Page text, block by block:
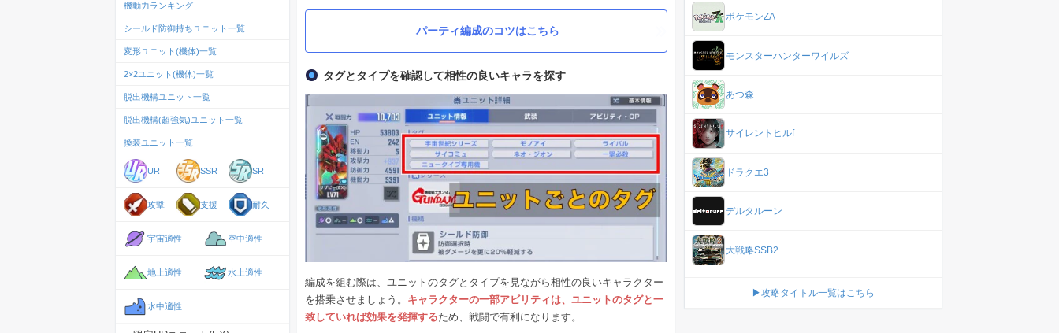
パーティ編成のコツはこちら
タグとタイプを確認して相性の良いキャラを探す
編成を組む際は、ユニットのタグとタイプを見ながら相性の良いキャラクター
を搭乗させましょう。 キャラクターの一部アビリティは、ユニットのタグと一
致していれば効果を発揮するため、戦闘で有利になります。
機動力ランキング
シールド防御持ちユニット一覧
変形ユニット(機体)一覧
2×2ユニット(機体)一覧
脱出機構ユニット一覧
脱出機構(超強気)ユニット一覧
換装ユニット一覧
UR SSR SR
攻撃 支援 耐久
宇宙適性 空中適性
地上適性 水上適性
水中適性
ポケモンZA
モンスターハンターワイルズ
あつ森
サイレントヒルf
ドラクエ3
デルタルーン
大戦略SSB2
▶攻略タイトル一覧はこちら